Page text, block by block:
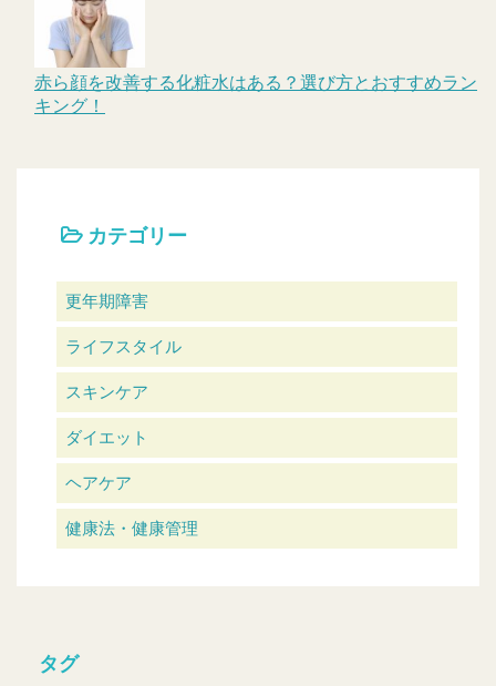
赤ら顔を改善する化粧水はある？選び方とおすすめラン
キング！
カテゴリー
更年期障害
ライフスタイル
スキンケア
ダイエット
ヘアケア
健康法・健康管理
タグ